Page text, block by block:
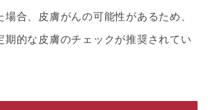
合、皮膚がんの可能性があるため、
期的な皮膚のチェックが推奨されてい